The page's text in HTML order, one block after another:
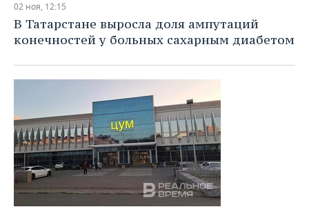
02 ноя, 12:15
В Татарстане выросла доля ампутаций
конечностей у больных сахарным диабетом